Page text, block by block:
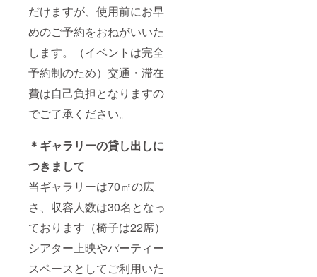
だけますが、使用前にお早
めのご予約をおねがいいた
します。（イベントは完全
予約制のため）交通・滞在
費は自己負担となりますの
でご了承ください。
＊ギャラリーの貸し出しに
つきまして
当ギャラリーは70㎡の広
さ、収容人数は30名となっ
ております（椅子は22席）
シアター上映やパーティー
スペースとしてご利用いた